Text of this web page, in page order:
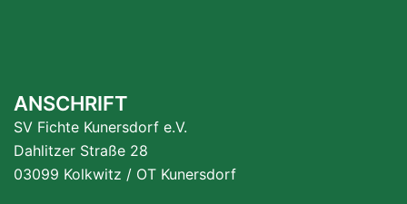
ANSCHRIFT
SV Fichte Kunersdorf e.V.
Dahlitzer Straße 28
03099 Kolkwitz / OT Kunersdorf